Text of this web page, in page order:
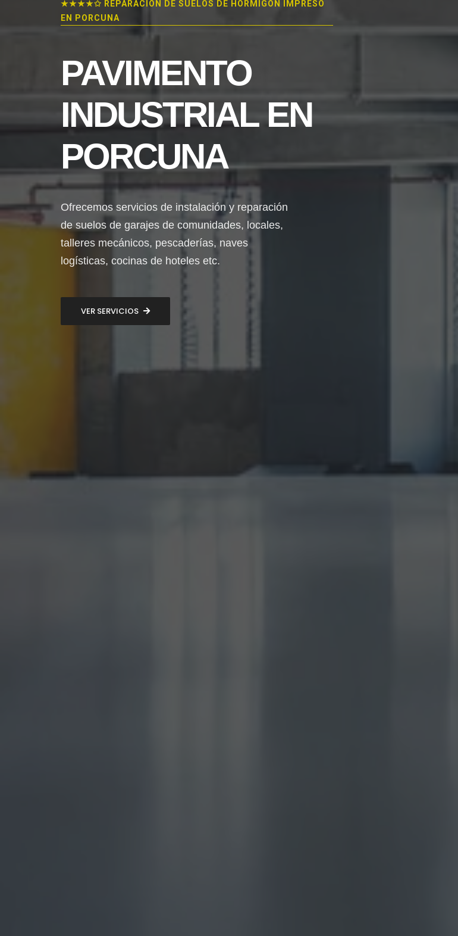
★★★★✩ REPARACIÓN DE SUELOS DE HORMIGÓN IMPRESO
EN PORCUNA
PAVIMENTO
INDUSTRIAL EN
PORCUNA
Ofrecemos servicios de instalación y reparación
de suelos de garajes de comunidades, locales,
talleres mecánicos, pescaderías, naves
logísticas, cocinas de hoteles etc.
VER SERVICIOS